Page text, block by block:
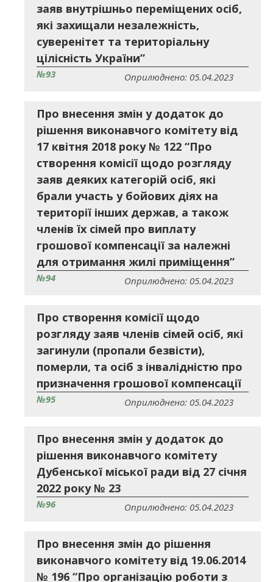
заяв внутрішньо переміщених осіб,
які захищали незалежність,
суверенітет та територіальну
цілісність України”
№93 Оприлюднено: 05.04.2023
Про внесення змін у додаток до
рішення виконавчого комітету від
17 квітня 2018 року № 122 “Про
створення комісії щодо розгляду
заяв деяких категорій осіб, які
брали участь у бойових діях на
території інших держав, а також
членів їх сімей про виплату
грошової компенсації за належні
для отримання жилі приміщення”
№94 Оприлюднено: 05.04.2023
Про створення комісії щодо
розгляду заяв членів сімей осіб, які
загинули (пропали безвісти),
померли, та осіб з інвалідністю про
призначення грошової компенсації
№95 Оприлюднено: 05.04.2023
Про внесення змін у додаток до
рішення виконавчого комітету
Дубенської міської ради від 27 січня
2022 року № 23
№96 Оприлюднено: 05.04.2023
Про внесення змін до рішення
виконавчого комітету від 19.06.2014
№ 196 “Про організацію роботи з